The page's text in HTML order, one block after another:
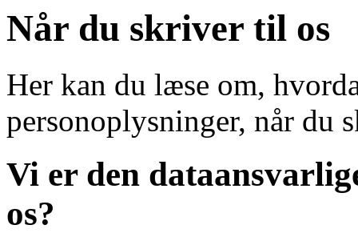
Når du skriver til os
Her kan du læse om,
personoplysninger, når du
Vi er den
os?